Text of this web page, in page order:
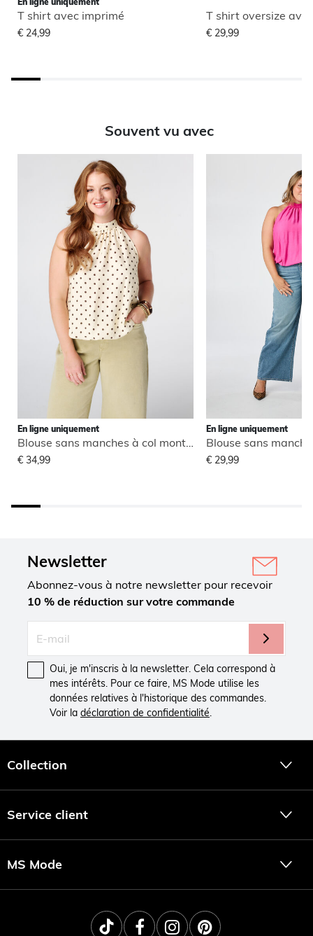
T shirt avec imprimé
€ 24,99
T shirt oversize
€ 29,99
Souvent vu avec
En ligne uniquement
Blouse sans manches à col montant
€ 34,99
En ligne uniquement
€ 29,99
Newsletter
Abonnez-vous à notre newsletter pour recevoir
10 % de réduction sur votre commande
Oui, je m'inscris à la newsletter. Cela correspond à
mes intérêts. Pour ce faire, MS Mode utilise les
données relatives à l'historique des commandes.
Voir la déclaration de confidentialité.
Collection
Service client
MS Mode